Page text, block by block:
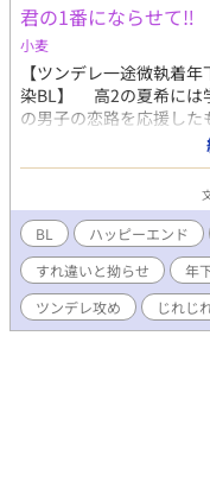
君の1番にならせて‼︎
小麦
【ツンデレ一途微執着
染BL】 高2の夏希には
の男子の恋路を応援し
のを見て夏希はショッ
の弟であるもう1人の幼
1つ歳下でツンデレ気
──？
BL ハッピーエンド
すれ違いと拗らせ
年
ツンデレ攻め
じれじ